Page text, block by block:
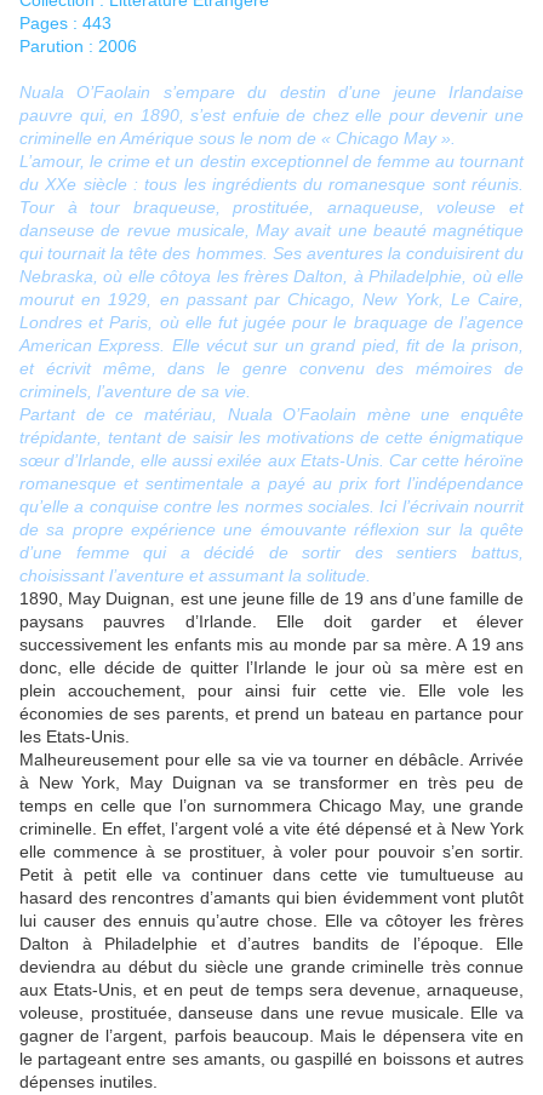
Pages : 443
Parution : 2006
Nuala O’Faolain s’empare du destin d’une jeune Irlandaise
pauvre qui, en 1890, s’est enfuie de chez elle pour devenir une
criminelle en Amérique sous le nom de « Chicago May ».
L’amour, le crime et un destin exceptionnel de femme au tournant
du XXe siècle : tous les ingrédients du romanesque sont réunis.
Tour à tour braqueuse, prostituée, arnaqueuse, voleuse et
danseuse de revue musicale, May avait une beauté magnétique
qui tournait la tête des hommes. Ses aventures la conduisirent du
Nebraska, où elle côtoya les frères Dalton, à Philadelphie, où elle
mourut en 1929, en passant par Chicago, New York, Le Caire,
Londres et Paris, où elle fut jugée pour le braquage de l’agence
American Express. Elle vécut sur un grand pied, fit de la prison,
et écrivit même, dans le genre convenu des mémoires de
criminels, l’aventure de sa vie.
Partant de ce matériau, Nuala O’Faolain mène une enquête
trépidante, tentant de saisir les motivations de cette énigmatique
sœur d’Irlande, elle aussi exilée aux Etats-Unis. Car cette héroïne
romanesque et sentimentale a payé au prix fort l’indépendance
qu’elle a conquise contre les normes sociales. Ici l’écrivain nourrit
de sa propre expérience une émouvante réflexion sur la quête
d’une femme qui a décidé de sortir des sentiers battus,
choisissant l’aventure et assumant la solitude.
1890, May Duignan, est une jeune fille de 19 ans d’une famille de
paysans pauvres d’Irlande. Elle doit garder et élever
successivement les enfants mis au monde par sa mère. A 19 ans
donc, elle décide de quitter l’Irlande le jour où sa mère est en
plein accouchement, pour ainsi fuir cette vie. Elle vole les
économies de ses parents, et prend un bateau en partance pour
les Etats-Unis.
Malheureusement pour elle sa vie va tourner en débâcle. Arrivée
à New York, May Duignan va se transformer en très peu de
temps en celle que l’on surnommera Chicago May, une grande
criminelle. En effet, l’argent volé a vite été dépensé et à New York
elle commence à se prostituer, à voler pour pouvoir s’en sortir.
Petit à petit elle va continuer dans cette vie tumultueuse au
hasard des rencontres d’amants qui bien évidemment vont plutôt
lui causer des ennuis qu’autre chose. Elle va côtoyer les frères
Dalton à Philadelphie et d’autres bandits de l’époque. Elle
deviendra au début du siècle une grande criminelle très connue
aux Etats-Unis, et en peut de temps sera devenue, arnaqueuse,
voleuse, prostituée, danseuse dans une revue musicale. Elle va
gagner de l’argent, parfois beaucoup. Mais le dépensera vite en
le partageant entre ses amants, ou gaspillé en boissons et autres
dépenses inutiles.